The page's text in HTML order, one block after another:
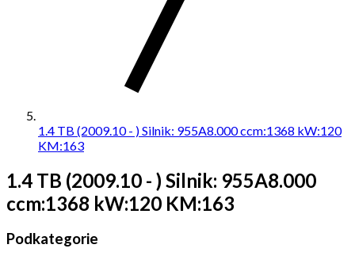
1.4 TB (2009.10 - ) Silnik: 955A8.000 ccm:1368 kW:120
KM:163
1.4 TB (2009.10 - ) Silnik: 955A8.000
ccm:1368 kW:120 KM:163
Podkategorie